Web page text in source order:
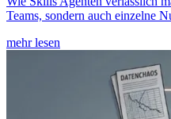
Teams, sondern auch einzelne
mehr lesen